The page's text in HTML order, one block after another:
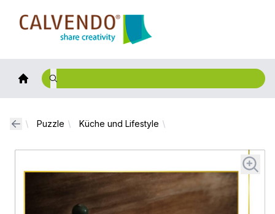
Calvendo
Puzzle Küche und Lifestyle